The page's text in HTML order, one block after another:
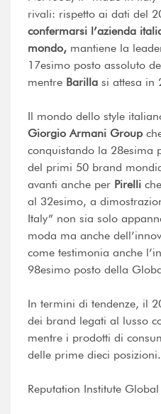
rivali: rispetto ai dati del
confermarsi l’azienda
mondo, mantiene la
17esimo posto assoluto
mentre Barilla si attesa in
Il mondo dello style
Giorgio Armani Group
conquistando la 28esima
del primi 50 brand
avanti anche per Pirelli
al 32esimo, a
Italy” non sia solo
moda ma anche
come testimonia anche
98esimo posto della
In termini di tendenze, il
dei brand legati al lusso
mentre i prodotti di
delle prime dieci posizioni.
Reputation Institute